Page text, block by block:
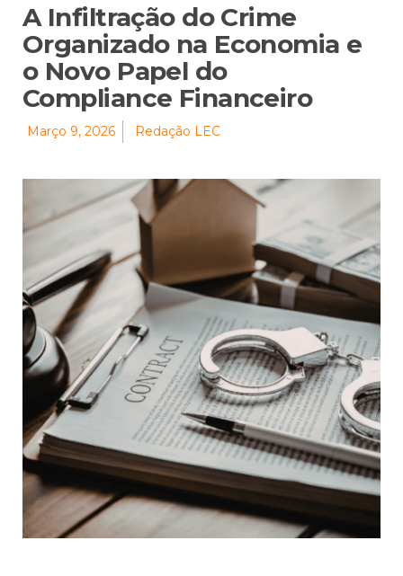
A Infiltração do Crime
Organizado na Economia e
o Novo Papel do
Compliance Financeiro
Março 9, 2026 Redação LEC